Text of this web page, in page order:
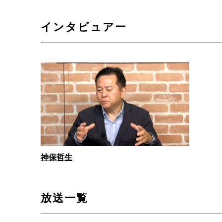
インタビュアー
神保哲生
放送一覧